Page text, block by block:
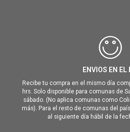
ENVIOS EN EL
Recibe tu compra en el mismo día
hrs. Solo disponible para comunas de
sábado. (No aplica comunas como
más). Para el resto de comunas del
al siguiente día hábil de la